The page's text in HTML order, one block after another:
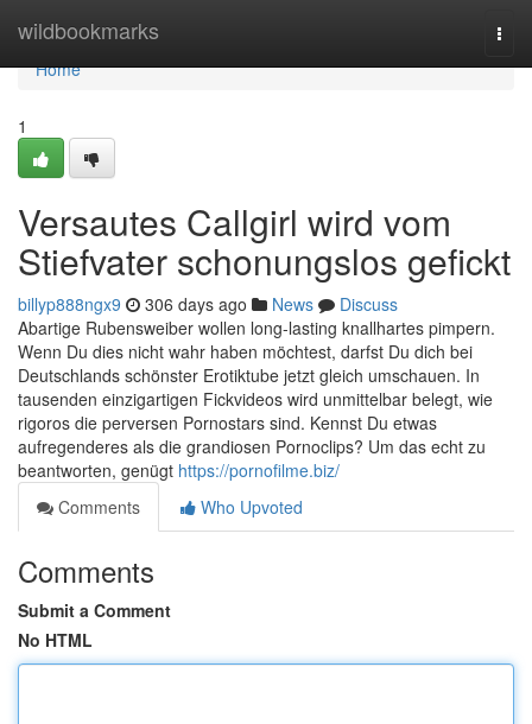
wildbookmarks
Home
Home
1
Versautes Callgirl wird vom
Stiefvater schonungslos gefickt
billyp888ngx9 306 days ago News
Discuss
Abartige Rubensweiber wollen long-lasting knallhartes pimpern.
Wenn Du dies nicht wahr haben möchtest, darfst Du dich bei
Deutschlands schönster Erotiktube jetzt gleich umschauen. In
tausenden einzigartigen Fickvideos wird unmittelbar belegt, wie
rigoros die perversen Pornostars sind. Kennst Du etwas
aufregenderes als die grandiosen Pornoclips? Um das echt zu
beantworten, genügt https://pornofilme.biz/
Comments
Who Upvoted
Comments
Submit a Comment
No HTML